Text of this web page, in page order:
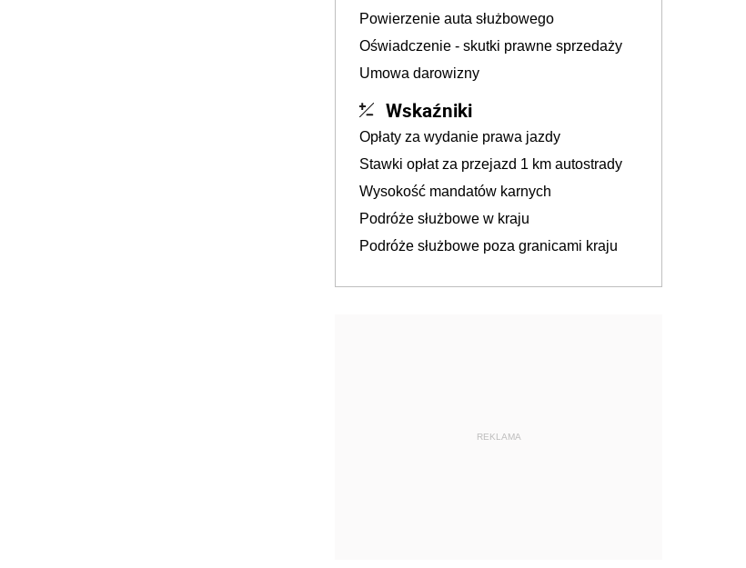
Powierzenie auta służbowego
Oświadczenie - skutki prawne sprzedaży
Umowa darowizny
Wskaźniki
Opłaty za wydanie prawa jazdy
Stawki opłat za przejazd 1 km autostrady
Wysokość mandatów karnych
Podróże służbowe w kraju
Podróże służbowe poza granicami kraju
REKLAMA